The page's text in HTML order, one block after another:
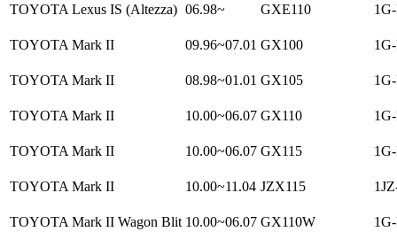
TOYOTA Lexus IS (Altezza) 06.98~ GXE110
TOYOTA Mark II 09.96~07.01 GX100
TOYOTA Mark II 08.98~01.01 GX105
TOYOTA Mark II 10.00~06.07 GX110
TOYOTA Mark II 10.00~06.07 GX115
TOYOTA Mark II 10.00~11.04 JZX115
TOYOTA Mark II Wagon Blit 10.00~06.07 GX110W